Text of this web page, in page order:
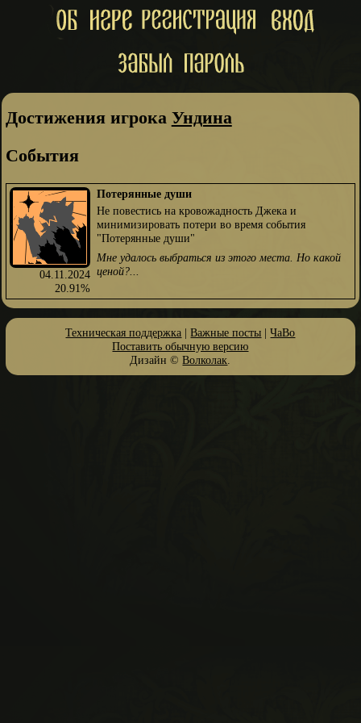
Достижения игрока Ундина
События
04.11.2024
20.91%
Потерянные души
Не повестись на кровожадность Джека и
минимизировать потери во время события
"Потерянные души"
Мне удалось выбраться из этого места. Но какой
ценой?...
Техническая поддержка |Важные посты |ЧаВо
Поставить обычную версию
Дизайн ©Волколак